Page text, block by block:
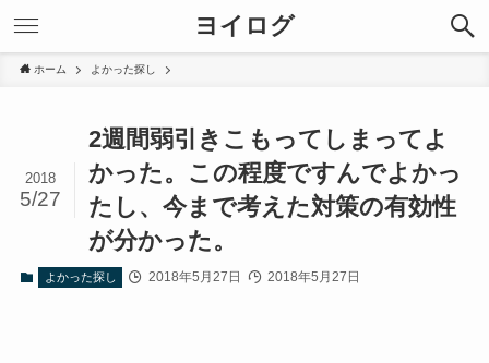
ヨイログ
ホーム よかった探し
2週間弱引きこもってしまってよ
かった。この程度ですんでよかっ
たし、今まで考えた対策の有効性
が分かった。
2018
5/27
よかった探し 2018年5月27日 2018年5月27日